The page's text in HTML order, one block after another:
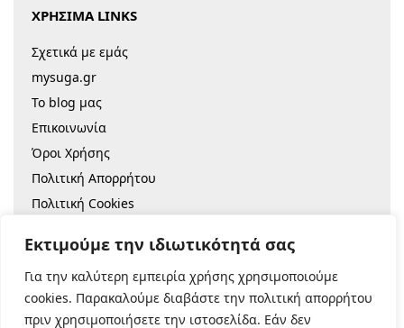
Εκτιμούμε την ιδιωτικότητά σας
Για την καλύτερη εμπειρία χρήσης χρησιμοποιούμε
cookies. Παρακαλούμε διαβάστε την πολιτική απορρήτου
πριν χρησιμοποιήσετε την ιστοσελίδα. Εάν δεν
ΧΡΗΣΙΜΑ LINKS
Σχετικά με εμάς
mysuga.gr
Το blog μας
Επικοινωνία
Όροι Χρήσης
Πολιτική Απορρήτου
Πολιτική Cookies
© 2022 |Κατασκευή Eshop